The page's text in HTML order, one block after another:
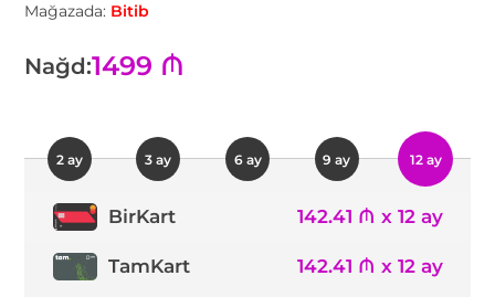
Mağazada: Bitib
Nağd:1499 ₼
2 ay 3 ay 6 ay 9 ay 12 ay
BirKart 142.41 ₼ x 12 ay
TamKart 142.41 ₼ x 12 ay